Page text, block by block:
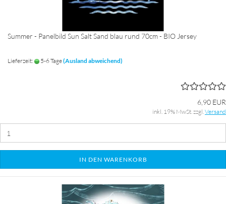
Summer - Panelbild Sun Salt Sand blau rund 70cm - BIO Jersey
Lieferzeit: 5-6 Tage(Ausland abweichend)
6,90 EUR
inkl. 19% MwSt. zzgl.Versand
IN DEN WARENKORB